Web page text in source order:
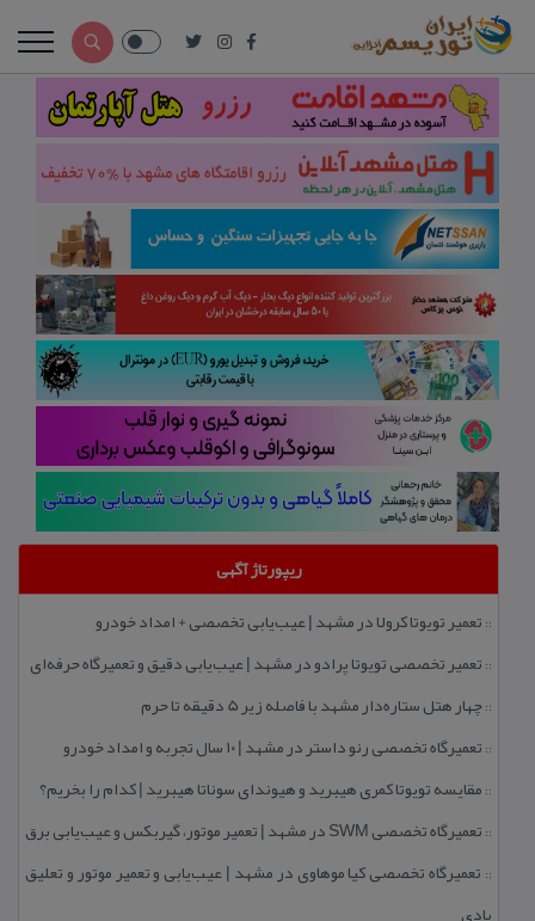
ریپورتاژ آگهی
:: تعمیر تویوتا كرولا در مشهد | عیب‌یابی تخصصی + امداد خودرو
:: تعمیر تخصصی تویوتا پرادو در مشهد | عیب‌یابی دقیق و تعمیرگاه حرفه‌ای
::چهار هتل‌ ستاره‌دار مشهد با فاصله زیر 5 دقیقه تا حرم
:: تعمیرگاه تخصصی رنو داستر در مشهد | ۱۰ سال تجربه و امداد خودرو
:: مقایسه تویوتا كمری هیبرید و هیوندای سوناتا هیبرید | كدام را بخریم؟
:: تعمیرگاه تخصصی SWM در مشهد | تعمیر موتور، گیربكس و عیب‌یابی برق
:: تعمیرگاه تخصصی كیا موهاوی در مشهد | عیب‌یابی و تعمیر موتور و تعلیق
بادی